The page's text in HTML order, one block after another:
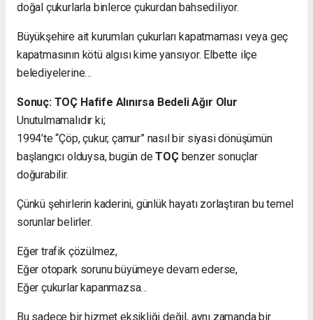
doğal çukurlarla binlerce çukurdan bahsediliyor.
Büyükşehire ait kurumları çukurları kapatmaması veya geç
kapatmasının kötü algısı kime yansıyor. Elbette ilçe
belediyelerine…
Sonuç: TOÇ Hafife Alınırsa Bedeli Ağır Olur
Unutulmamalıdır ki;
1994’te “Çöp, çukur, çamur” nasıl bir siyasi dönüşümün
başlangıcı olduysa, bugün deTOÇbenzer sonuçlar
doğurabilir.
Çünkü şehirlerin kaderini, günlük hayatı zorlaştıran bu temel
sorunlar belirler.
Eğer trafik çözülmez,
Eğer otopark sorunu büyümeye devam ederse,
Eğer çukurlar kapanmazsa…
Bu sadece bir hizmet eksikliği değil, aynı zamanda bir